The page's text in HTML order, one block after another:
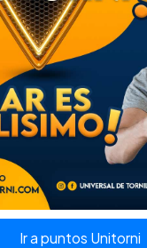
Filtros
Ir a puntos Unitorni